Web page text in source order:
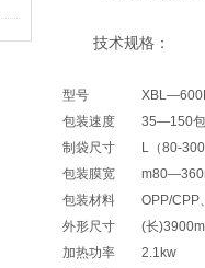
技术规格：
型号
包装速度
35—150包
制袋尺寸
L （80-300
包装膜宽
包装材料
OPP/CPP
外形尺寸
(长
加热功率
2.1kw